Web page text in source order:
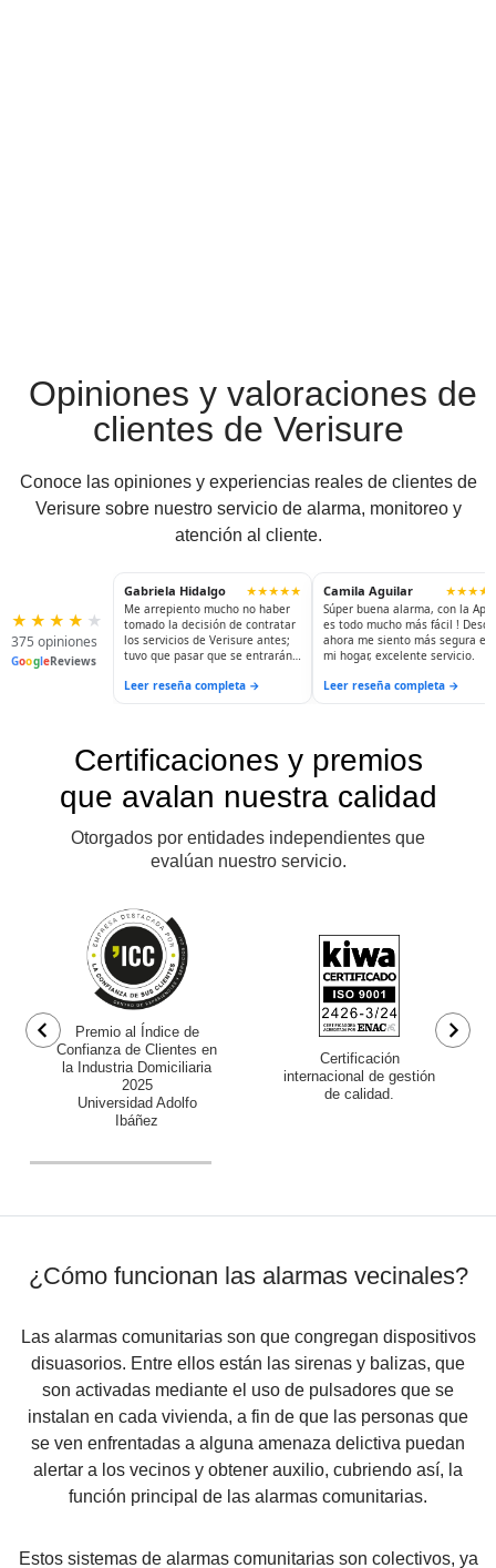
Opiniones y valoraciones de
clientes de Verisure
Conoce las opiniones y experiencias reales de clientes de
Verisure sobre nuestro servicio de alarma, monitoreo y
atención al cliente.
★ ★ ★ ★ ★
375 opiniones
GoogleReviews
Gabriela Hidalgo
★★★★★
Me arrepiento mucho no haber
tomado la decisión de contratar
los servicios de Verisure antes;
tuvo que pasar que se entrarán
puedo dormir tranquila; salir a
tienen precio.
Leer reseña completa →
Camila Aguilar
Súper buena alarma, con la App
es todo mucho más fácil ! Desde
ahora me siento más segura en
mi hogar, excelente servicio.
Leer reseña completa →
Certificaciones y premios
que avalan nuestra calidad
Otorgados por entidades independientes que
evalúan nuestro servicio.
Premio al Índice de
Confianza de Clientes en
la Industria Domiciliaria
2025
Universidad Adolfo
Ibáñez
Certificación
internacional de gestión
de calidad.
¿Cómo funcionan las alarmas vecinales?
Las alarmas comunitariasson que congregan dispositivos
disuasorios. Entre ellos están las sirenas y balizas, que
son activadas mediante el uso de pulsadores que se
instalan en cada vivienda, a fin de que las personas que
se ven enfrentadas a alguna amenaza delictiva puedan
alertar a los vecinos y obtener auxilio, cubriendo así, la
función principal de las alarmas comunitarias.
Estos sistemas de alarmas comunitarias son colectivos, ya